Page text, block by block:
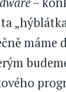
máme